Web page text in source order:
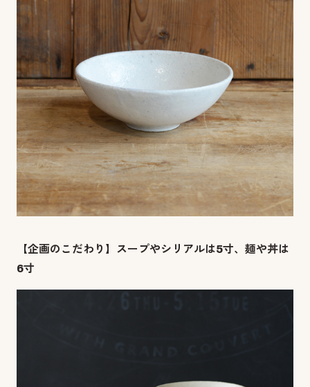
【企画のこだわり】スープやシリアルは5寸、麺や丼は
6寸